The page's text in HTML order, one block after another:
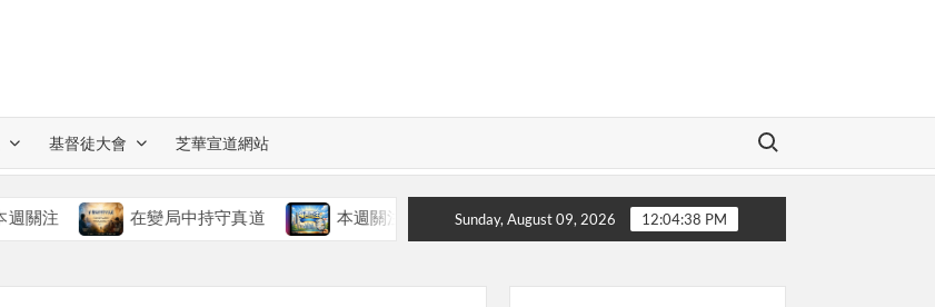
基督徒大會 芝華宣道網站
Search for:
在變局中持守真道 本週關注 慈愛的神 本週關注 聖經
Sunday, August 09, 2026 12:04:39 PM